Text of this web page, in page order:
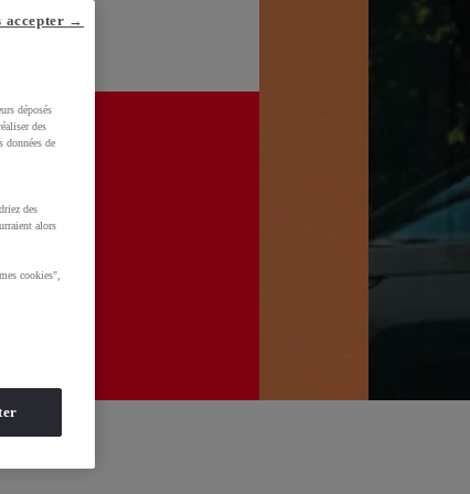
déposés
des
données de
des
alors
cookies",
accepter →